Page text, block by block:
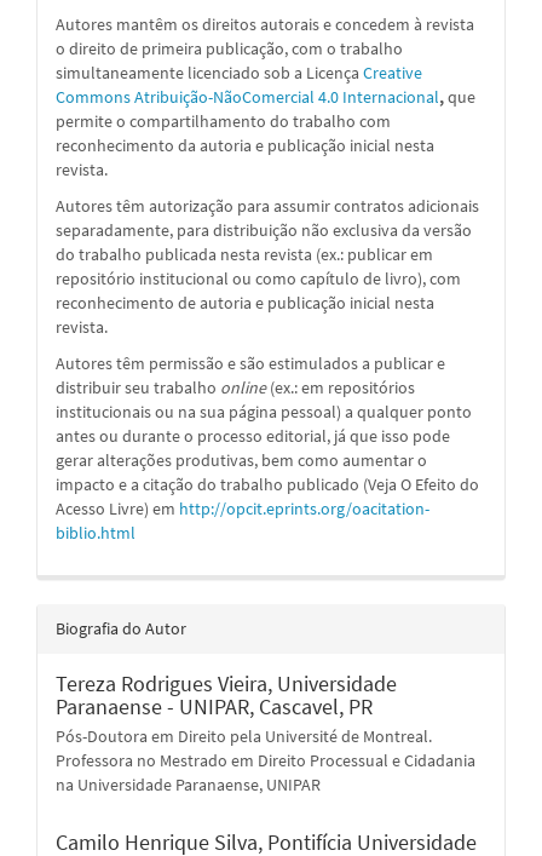
Autores mantêm os direitos autorais e concedem à revista
o direito de primeira publicação, com o trabalho
simultaneamente licenciado sob a Licença Creative
Commons Atribuição-NãoComercial 4.0 Internacional,que
permite o compartilhamento do trabalho com
reconhecimento da autoria e publicação inicial nesta
revista.
Autores têm autorização para assumir contratos adicionais
separadamente, para distribuição não exclusiva da versão
do trabalho publicada nesta revista (ex.: publicar em
repositório institucional ou como capítulo de livro), com
reconhecimento de autoria e publicação inicial nesta
revista.
Autores têm permissão e são estimulados a publicar e
distribuir seu trabalho online(ex.: em repositórios
institucionais ou na sua página pessoal) a qualquer ponto
antes ou durante o processo editorial, já que isso pode
gerar alterações produtivas, bem como aumentar o
impacto e a citação do trabalho publicado (Veja O Efeito do
Acesso Livre) em http://opcit.eprints.org/oacitation-
biblio.html
Biografia do Autor
Tereza Rodrigues Vieira, Universidade
Paranaense - UNIPAR, Cascavel, PR
Pós-Doutora em Direito pela Université de Montreal.
Professora no Mestrado em Direito Processual e Cidadania
na Universidade Paranaense, UNIPAR
Camilo Henrique Silva, Pontifícia Universidade